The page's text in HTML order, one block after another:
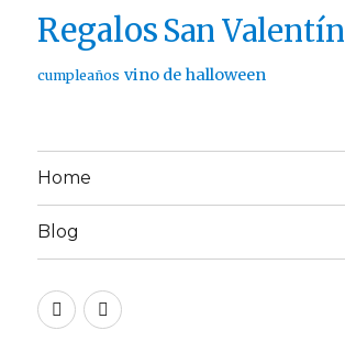
Regalos San Valentín
cumpleaños vino de halloween
Home
Blog
TwitterFacebook